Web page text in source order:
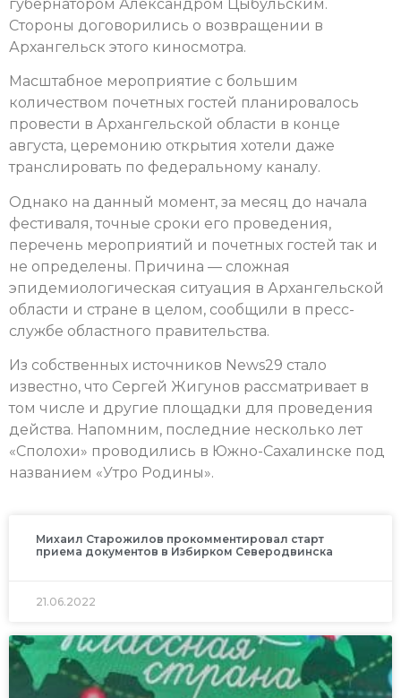
губернатором Александром Цыбульским.
Стороны договорились о возвращении в
Архангельск этого киносмотра.
Масштабное мероприятие с большим
количеством почетных гостей планировалось
провести в Архангельской области в конце
августа, церемонию открытия хотели даже
транслировать по федеральному каналу.
Однако на данный момент, за месяц до начала
фестиваля, точные сроки его проведения,
перечень мероприятий и почетных гостей так и
не определены. Причина — сложная
эпидемиологическая ситуация в Архангельской
области и стране в целом, сообщили в пресс-
службе областного правительства.
Из собственных источников News29 стало
известно, что Сергей Жигунов рассматривает в
том числе и другие площадки для проведения
действа. Напомним, последние несколько лет
«Сполохи» проводились в Южно-Сахалинске под
названием «Утро Родины».
Михаил Старожилов прокомментировал старт
приема документов в Избирком Северодвинска
21.06.2022